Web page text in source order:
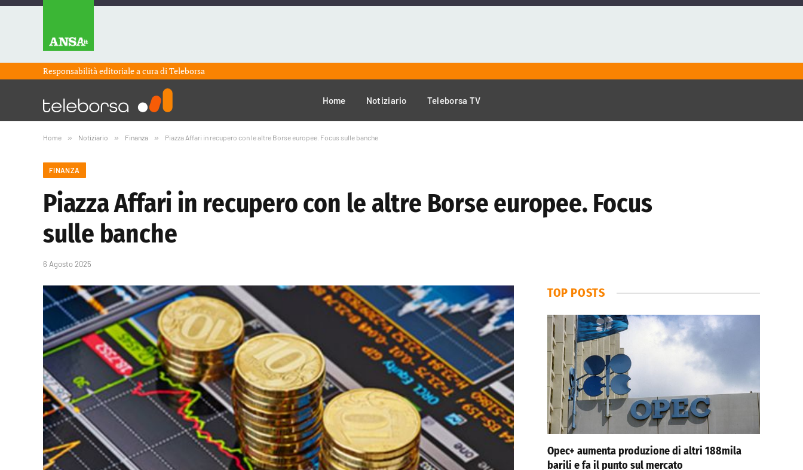
Responsabilità editoriale a cura diTeleborsa
Home Notiziario Teleborsa TV
Home » Notiziario » Finanza » Piazza Affari in recupero con le altre Borse europee. Focus sulle banche
FINANZA
Piazza Affari in recupero con le altre Borse europee. Focus
sulle banche
6 Agosto 2025
TOP POSTS
Opec+ aumenta produzione di altri 188mila
barili e fa il punto sul mercato